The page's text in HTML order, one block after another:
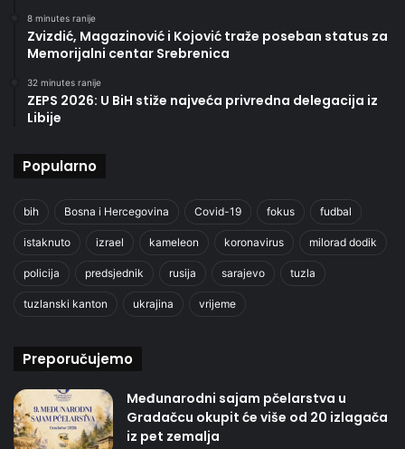
8 minutes ranije
Zvizdić, Magazinović i Kojović traže poseban status za
Memorijalni centar Srebrenica
32 minutes ranije
ZEPS 2026: U BiH stiže najveća privredna delegacija iz
Libije
Popularno
bih Bosna i Hercegovina Covid-19 fokus fudbal
istaknuto izrael kameleon koronavirus milorad dodik
policija predsjednik rusija sarajevo tuzla
tuzlanski kanton ukrajina vrijeme
Preporučujemo
Međunarodni sajam pčelarstva u
Gradačcu okupit će više od 20 izlagača
iz pet zemalja